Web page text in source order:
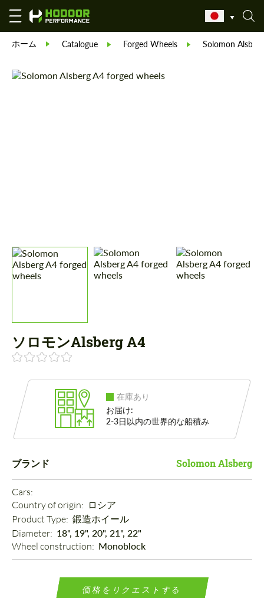
ホーム Catalogue Forged Wheels Solomon Alsberg
ソロモンAlsberg A4
在庫あり
お届け:
2-3日以内の世界的な船積み
ブランド Solomon Alsberg
Cars:
Country of origin: ロシア
Product Type: 鍛造ホイール
Diameter: 18", 19", 20", 21", 22"
Wheel construction: Monoblock
価格をリクエストする